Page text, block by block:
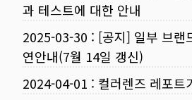
과 테스트에 대한 안내
2025-03-30 : [공지] 일부 브랜
연안내(7월 14일 갱신)
2024-04-01 : 컬러렌즈 레포트